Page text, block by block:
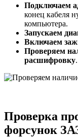
Подключаем
конец кабеля
компьютера.
Запускаем
Включаем
Проверяем
расшифровку.
Проверка
форсунок